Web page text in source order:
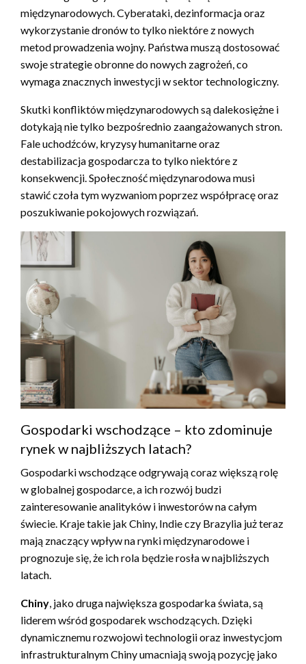
międzynarodowych. Cyberataki, dezinformacja oraz
wykorzystanie dronów to tylko niektóre z nowych
metod prowadzenia wojny. Państwa muszą dostosować
swoje strategie obronne do nowych zagrożeń, co
wymaga znacznych inwestycji w sektor technologiczny.
Skutki konfliktów międzynarodowych są dalekosiężne i
dotykają nie tylko bezpośrednio zaangażowanych stron.
Fale uchodźców, kryzysy humanitarne oraz
destabilizacja gospodarcza to tylko niektóre z
konsekwencji. Społeczność międzynarodowa musi
stawić czoła tym wyzwaniom poprzez współpracę oraz
poszukiwanie pokojowych rozwiązań.
Gospodarki wschodzące – kto zdominuje
rynek w najbliższych latach?
Gospodarki wschodzące odgrywają coraz większą rolę
w globalnej gospodarce, a ich rozwój budzi
zainteresowanie analityków i inwestorów na całym
świecie. Kraje takie jak Chiny, Indie czy Brazylia już teraz
mają znaczący wpływ na rynki międzynarodowe i
prognozuje się, że ich rola będzie rosła w najbliższych
latach.
Chiny, jako druga największa gospodarka świata, są
liderem wśród gospodarek wschodzących. Dzięki
dynamicznemu rozwojowi technologii oraz inwestycjom
infrastrukturalnym Chiny umacniają swoją pozycję jako